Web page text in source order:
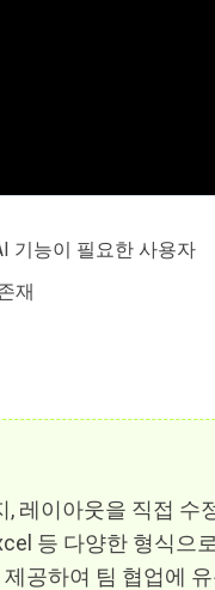
기능이 필요한 사용자
재
, 레이아웃을 직접 수
등 다양한 형식으
공하여 팀 협업에